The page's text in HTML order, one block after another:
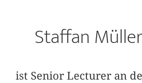
Staffan
ist Senior Lecturer an